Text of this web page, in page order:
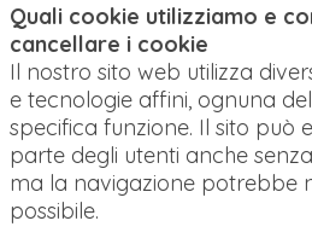
Quali cookie utilizziamo e
cancellare i cookie
Il nostro sito web utilizza
e tecnologie affini, ognuna
specifica funzione. Il sito può
parte degli utenti anche
ma la navigazione potrebbe
possibile.